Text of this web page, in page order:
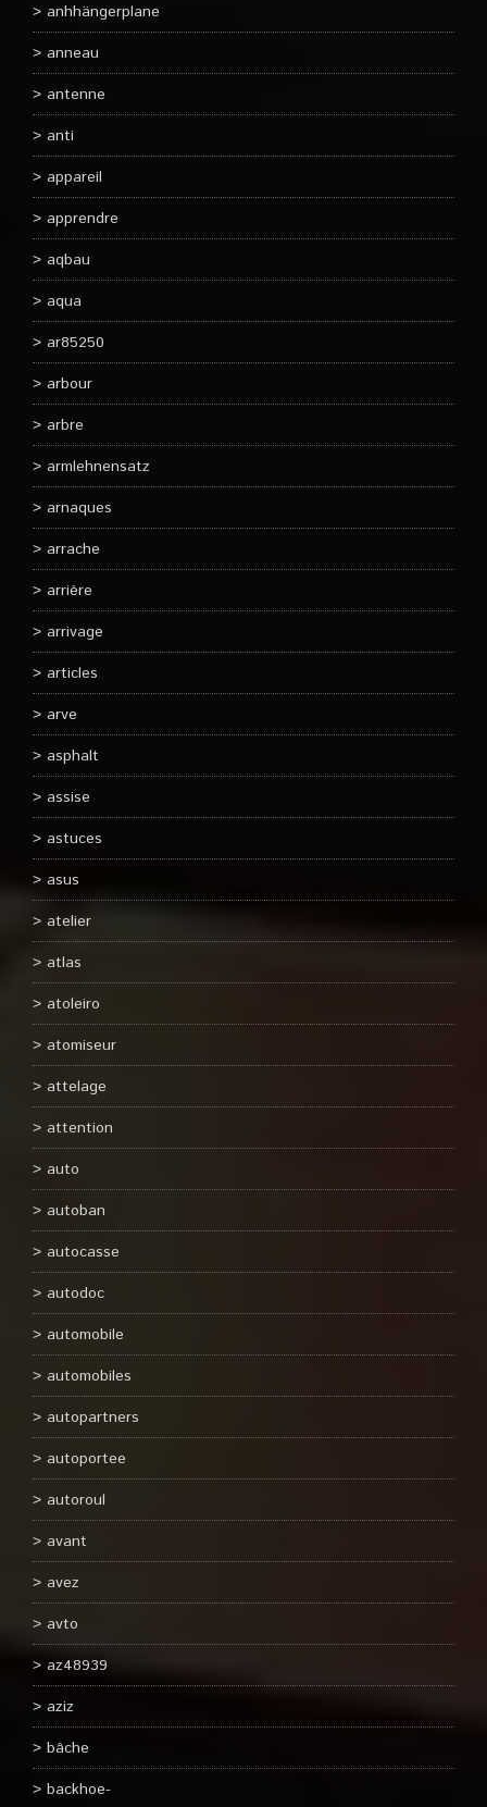
anhhängerplane
anneau
antenne
anti
appareil
apprendre
aqbau
aqua
ar85250
arbour
arbre
armlehnensatz
arnaques
arrache
arrière
arrivage
articles
arve
asphalt
assise
astuces
asus
atelier
atlas
atoleiro
atomiseur
attelage
attention
auto
autoban
autocasse
autodoc
automobile
automobiles
autopartners
autoportee
autoroul
avant
avez
avto
az48939
aziz
bâche
backhoe-